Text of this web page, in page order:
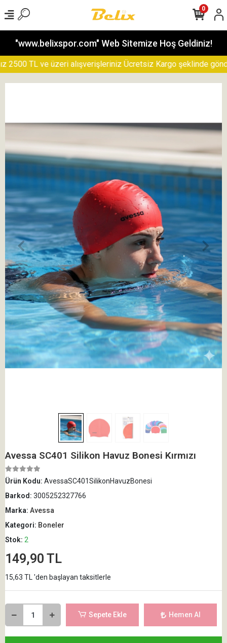
"www.belixspor.com" Web Sitemize Hoş Geldiniz!
TL ve üzeri alışverişleriniz Ücretsiz Kargo şeklinde
0
Avessa SC401 Silikon Havuz Bonesi Kırmızı
Ürün Kodu: AvessaSC401SilikonHavuzBonesi
Barkod: 3005252327766
Marka: Avessa
Kategori: Boneler
Stok: 2
149,90 TL
15,63 TL 'den başlayan taksitlerle
Sepete Ekle Hemen Al